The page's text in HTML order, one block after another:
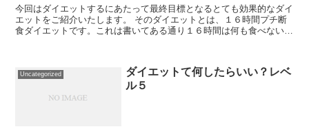
今回はダイエットするにあたって最終目標となるとても効果的なダイ
エットをご紹介いたします。 そのダイエットとは、１６時間プチ断
食ダイエットです。これは書いてある通り１６時間は何も食べない時
Uncategorized
ダイエットて何したらいい？レベ
ル５